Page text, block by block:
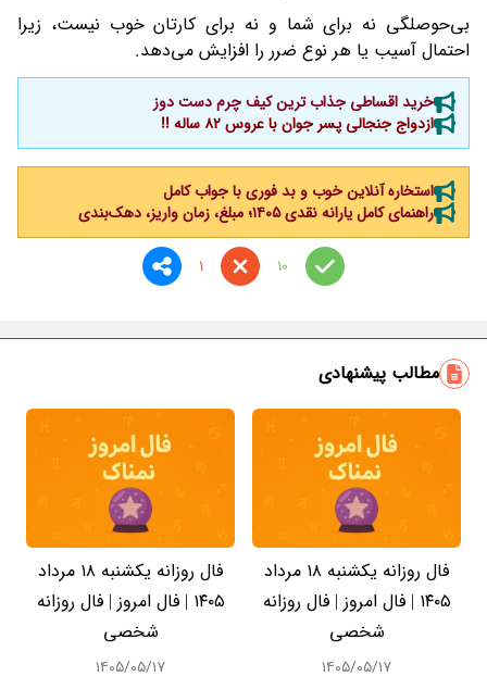
بی‌حوصلگی نه برای شما و نه برای کارتان خوب نیست، زیرا
احتمال آسیب یا هر نوع ضرر را افزایش می‌دهد.
خرید اقساطی جذاب ترین کیف چرم دست دوز
ازدواج جنجالی پسر جوان با عروس 82 ساله !!
استخاره آنلاین خوب و بد فوری با جواب کامل
راهنمای کامل یارانه نقدی ۱۴۰۵؛ مبلغ، زمان واریز، دهک‌بندی
10
1
مطالب پیشنهادی
فال روزانه یکشنبه ۱۸ مرداد
۱۴۰۵ | فال امروز | فال روزانه
شخصی
۱۴۰۵/۰۵/۱۷
فال روزانه یکشنبه ۱۸ مرداد
۱۴۰۵ | فال امروز | فال روزانه
شخصی
۱۴۰۵/۰۵/۱۷